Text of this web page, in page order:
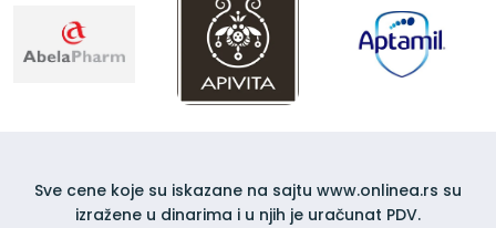
Sve cene koje su iskazane na sajtu www.onlinea.rs su
izražene u dinarima i u njih je uračunat PDV.